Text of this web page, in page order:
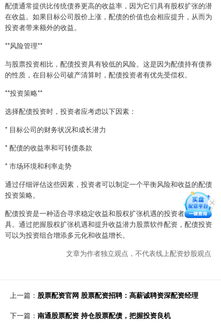
配债通常提供比传统债券更高的收益率，因为它们具有股权扩张的潜
在收益。如果目标公司股价上涨，配债的价值也会相应提升，从而为
投资者带来额外的收益。
**风险管理**
与股票投资相比，配债投资具有较低的风险。这是因为配债持有债券
的性质，在目标公司破产清算时，配债投资者有优先受偿权。
**投资策略**
选择配债投资时，投资者应考虑以下因素：
* 目标公司的财务状况和成长潜力
* 配债的收益率和可转债条款
* 市场环境和利率走势
通过仔细评估这些因素，投资者可以制定一个平衡风险和收益的配债
投资策略。
配债投资是一种适合寻求稳定收益和股权扩张机遇的投资者的投资工
具。通过把握股权扩张机遇和提升收益潜力股票软件配资，配债投资
可以为投资组合增添多元化和收益增长。
文章为作者独立观点，不代表线上配资炒股观点
上一篇： 股票配资官网 股票配资招聘：高薪诚聘资深配资经理
下一篇： 南通股票配资 持仓股票配债，把握投资良机